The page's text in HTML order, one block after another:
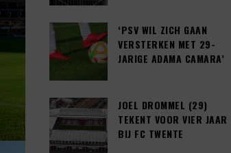
‘PSV WIL ZICH GAAN
VERSTERKEN MET 29-
JARIGE ADAMA CAMARA’
JOEL DROMMEL (29)
TEKENT VOOR VIER JAAR
BIJ FC TWENTE